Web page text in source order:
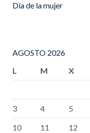
Día de la mujer
AGOSTO 2026
L
M X
3
4 5
10
11 12